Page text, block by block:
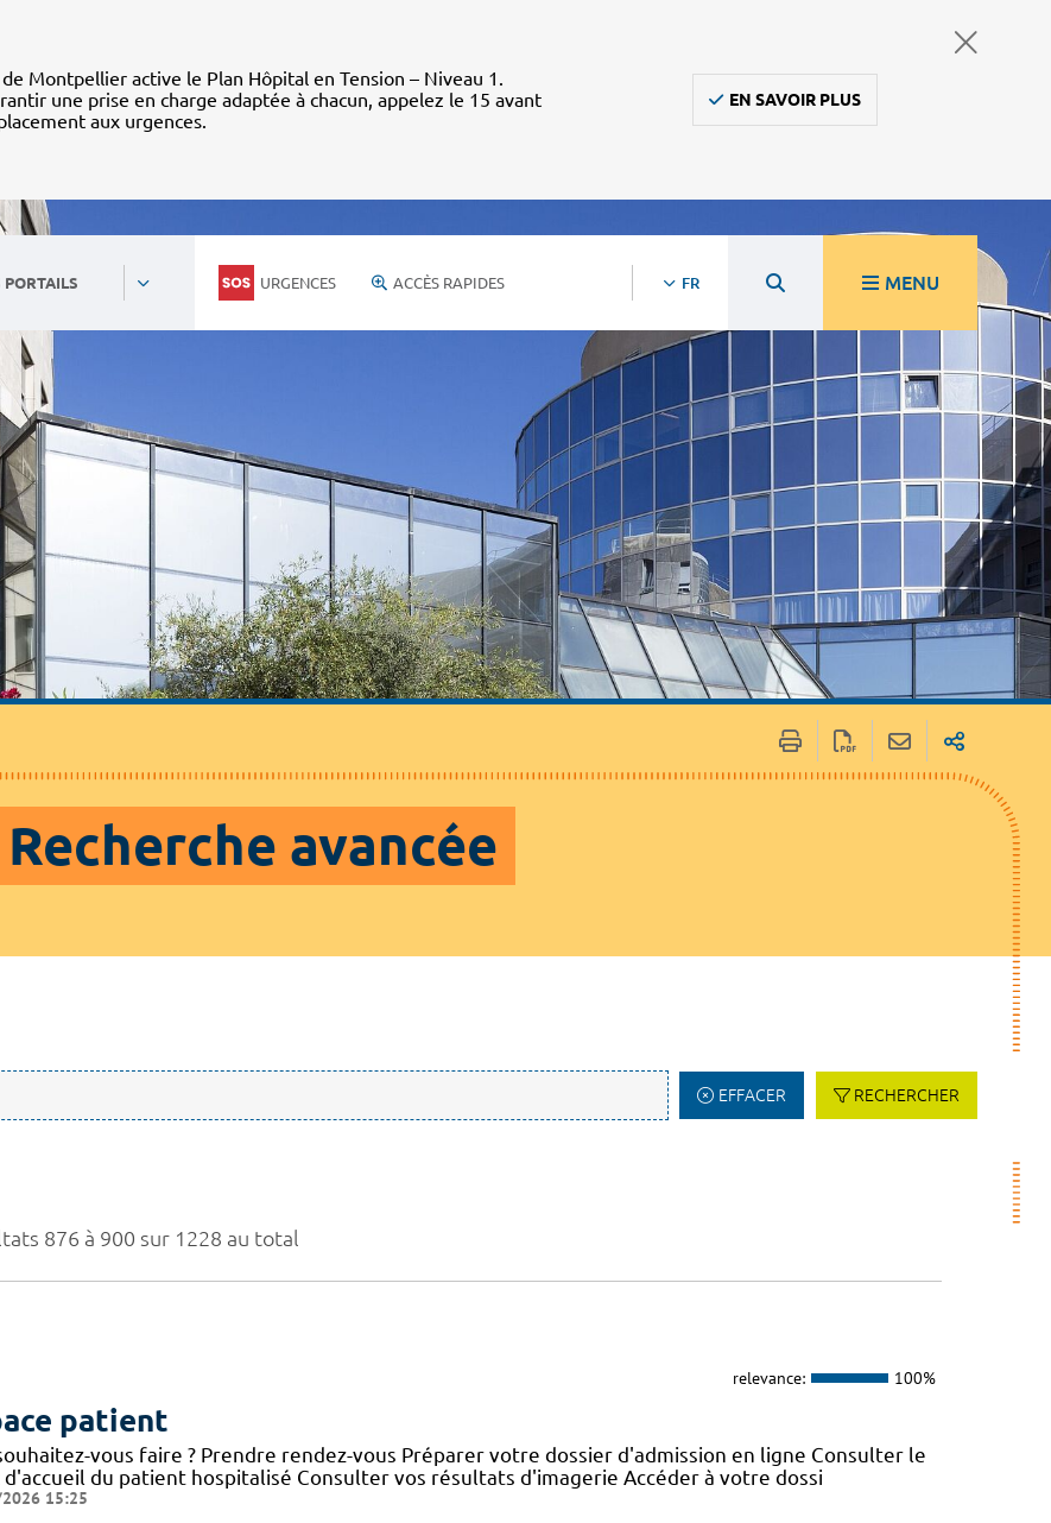
de Montpellier active le Plan Hôpital en Tension – Niveau 1.
une prise en charge adaptée à chacun, appelez le 15 avant
aux urgences.
EN SAVOIR PLUS
PORTAILS URGENCES ACCÈS RAPIDES FR MENU
Recherche avancée
EFFACER RECHERCHER
876 à 900 sur 1228 au total
relevance: 100%
patient
vous faire ? Prendre rendez-vous Préparer votre dossier d'admission en ligne Consulter le
du patient hospitalisé Consulter vos résultats d'imagerie Accéder à votre dossi
15:25